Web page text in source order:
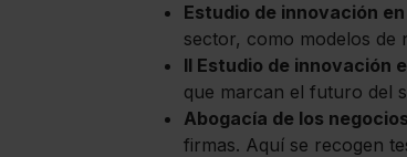
Estudio de innovación
sector, como modelos de
II Estudio de innovación
que marcan el futuro del
Abogacía de los
firmas. Aquí se recogen